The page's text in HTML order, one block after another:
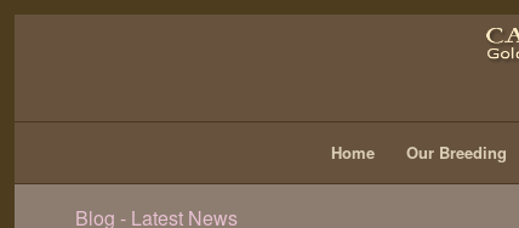
Home Our Breeding
Blog - Latest News